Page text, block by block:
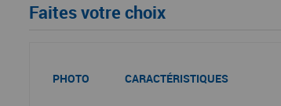
Faites votre choix
PHOTO CARACTÉRISTIQUES